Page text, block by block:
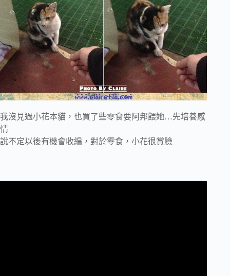
我沒見過小花本貓，也買了些零食要阿邦餵她…先培養感
情
說不定以後有機會收編，對於零食，小花很賞臉